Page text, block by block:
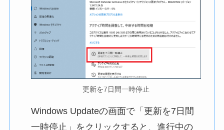
更新を7日間一時停止
Windows Updateの画面で「更新を7日間
一時停止」をクリックすると、進行中の